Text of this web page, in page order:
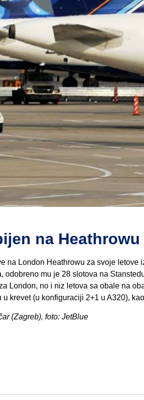
na Heathrowu
na London Heathrowu za svoje
odobreno mu je 28 slotova na
London, no i niz letova sa obale na
krevet (u konfiguraciji 2+1 u A320),
(Zagreb), foto: JetBlue